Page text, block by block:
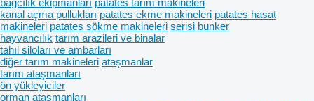
bağcılık ekipmanları patates tarım makineleri
kanal açma pullukları patates ekme makineleri patates hasat
makineleri patates sökme makineleri serisi bunker
hayvancılık tarım arazileri ve binalar
tahıl siloları ve ambarları
diğer tarım makineleri ataşmanlar
tarım ataşmanları
ön yükleyiciler
orman ataşmanları